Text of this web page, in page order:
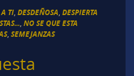
TI, DESDEÑOSA DESPIERTA
NO SE QUE ESTA
, SEMEJANZAS